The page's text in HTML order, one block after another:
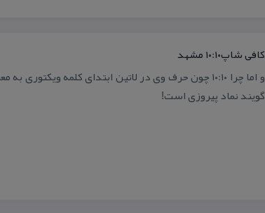
كافی شاپ۱۰:۱۰ مشهد
و اما چرا ۱۰:۱۰ چون حرف وی در لاتین ابتدای كلمه
گویند نماد پیروزی است!